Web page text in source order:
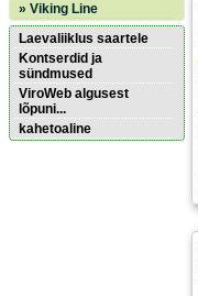
» Viking Line
Laevaliiklus saartele
Kontserdid ja
sündmused
ViroWeb algusest
lõpuni...
kahetoaline